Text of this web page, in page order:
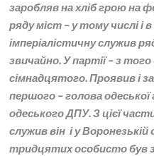
заробляв на хліб грою на
ряду міст – у тому числі і
імперіалістичну служив
звичайно. У партії – з
сімнадцятого. Проявив і
першого – голова одеської
одеського ДПУ. З цієї
служив він і у Воронезькій
тридцятих особисто був